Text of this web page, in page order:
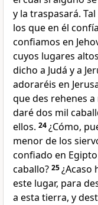
y la traspasará.
los que en él
confiamos en
cuyos lugares
dicho a Judá y a
adoraréis en
que des rehenes
daré dos mil
ellos. 24¿Cómo,
menor de los
confiado en
caballo? 25¿Acaso
este lugar, para
a esta tierra, y